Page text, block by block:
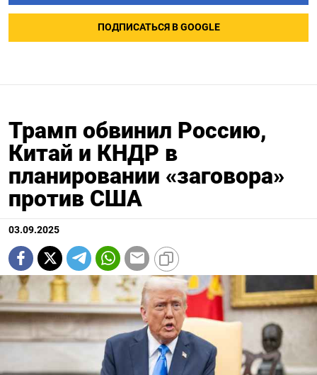
ПОДПИСАТЬСЯ В GOOGLE
Трамп обвинил Россию,
Китай и КНДР в
планировании «заговора»
против США
03.09.2025